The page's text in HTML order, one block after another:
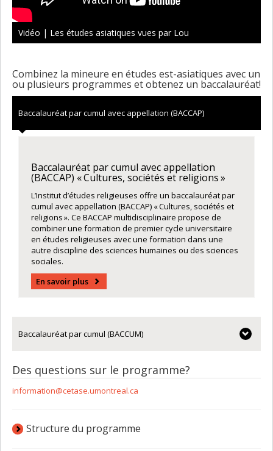
Vidéo | Les études asiatiques vues par Lou
Combinez la mineure en études est-asiatiques avec un
ou plusieurs programmes et obtenez un baccalauréat!
Baccalauréat par cumul avec appellation (BACCAP)
Baccalauréat par cumul avec appellation
(BACCAP) « Cultures, sociétés et religions »
L’Institut d’études religieuses offre un baccalauréat par
cumul avec appellation (BACCAP) « Cultures, sociétés et
religions ». Ce BACCAP multidisciplinaire propose de
combiner une formation de premier cycle universitaire
en études religieuses avec une formation dans une
autre discipline des sciences humaines ou des sciences
sociales.
En savoir plus
Baccalauréat par cumul (BACCUM)
Des questions sur le programme?
information@cetase.umontreal.ca
Structure du programme